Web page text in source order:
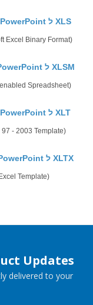
להמיר PowerPoint ל XLS
Excel Binary Format)
להמיר PowerPoint ל XLSM
Spreadsheet)
להמיר PowerPoint ל XLT
97 - 2003 Template)
להמיר PowerPoint ל XLTX
Template)
Updates
delivered to your